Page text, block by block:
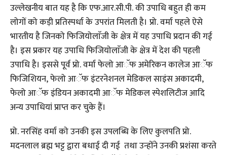
उल्लेखनीय बात यह है कि एफ.आर.सी.पी. की उपाधि बहुत ही कम
लोगों को कड़ी प्रतिस्पर्धा के उपरांत मिलती है। प्रो. वर्मा पहले ऐसे
भारतीय है जिनको फिजियोलाॅजी के क्षेत्र में यह उपाधि प्रदान की गई
है। इस प्रकार यह उपाधि फिजियोलाॅजी के क्षेत्र में देश की पहली
उपाधि है। इससे पूर्व प्रो. वर्मा फेलो आॅफ अमेरिकन कालेज आॅफ
फिजिशियन, फेलो आॅफ इंटरनेशनल मेडिकल साइंस अकादमी,
फेलो आॅफ इंडियन अकादमी आॅफ मेडिकल स्पेशलिटीज आदि
अन्य उपाधियां प्राप्त कर चुके हैं।
प्रो. नरसिंह वर्मा को उनकी इस उपलब्धि के लिए कुलपति प्रो.
मदनलाल ब्रह्म भट्ट द्वारा बधाई दी गई तथा उन्होंने उनकी प्रशंसा करते